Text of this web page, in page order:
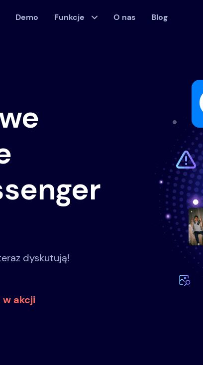
Demo Funkcje O nas Blog
dyskutują!
w akcji